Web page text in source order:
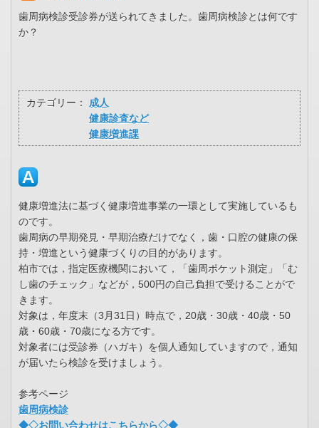
歯周病検診受診券が送られてきました。歯周病検診とは何です
か？
カテゴリー：
成人
健康診査など
健康増進課
健康増進法に基づく健康増進事業の一環として実施しているも
のです。
歯周病の早期発見・早期治療だけでなく，歯・口腔の健康の保
持・増進という健康づくりの目的があります。
柏市では，指定医療機関において，「歯周ポケット測定」「む
し歯のチェック」などが，500円の自己負担で受けることがで
きます。
対象は，年度末（3月31日）時点で，20歳・30歳・40歳・50
歳・60歳・70歳になる方です。
対象者には受診券（ハガキ）を個人通知していますので，通知
が届いたら検診を受けましょう。
参考ページ
歯周病検診
◆◇お問い合わせはこちらから◇◆